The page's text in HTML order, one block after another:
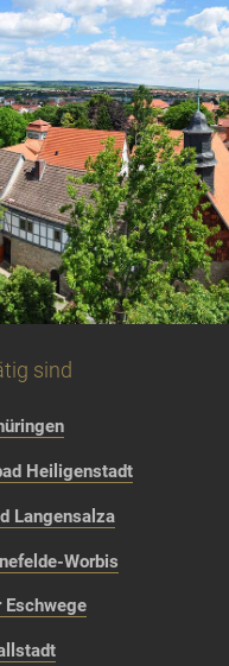
sind
Heiligenstadt
Langensalza
Worbis
Eschwege